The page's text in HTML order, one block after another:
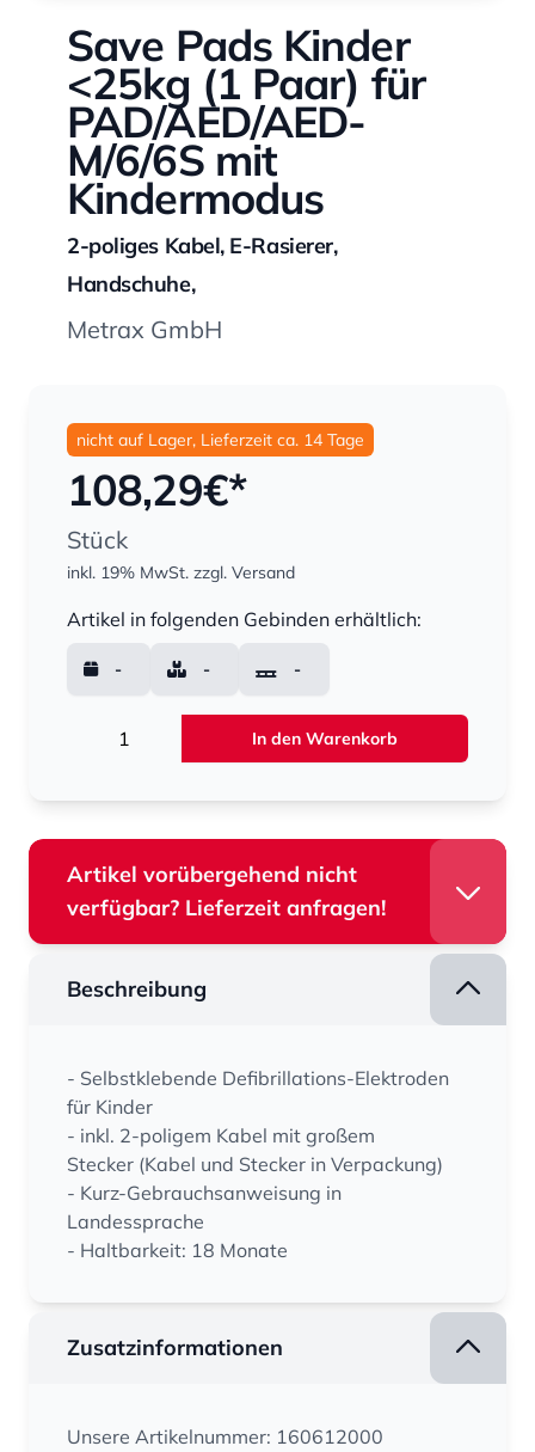
Save Pads Kinder
<25kg (1 Paar) für
PAD/AED/AED-
M/6/6S mit
Kindermodus
2-poliges Kabel, E-Rasierer,
Handschuhe,
Metrax GmbH
nicht auf Lager, Lieferzeit ca. 14 Tage
108,29€*
Stück
inkl. 19% MwSt. zzgl. Versand
Artikel in folgenden Gebinden erhältlich:
- - -
In den Warenkorb
Artikel vorübergehend nicht
verfügbar? Lieferzeit anfragen!
Beschreibung
- Selbstklebende Defibrillations-Elektroden
für Kinder
- inkl. 2-poligem Kabel mit großem
Stecker (Kabel und Stecker in Verpackung)
- Kurz-Gebrauchsanweisung in
Landessprache
- Haltbarkeit: 18 Monate
Zusatzinformationen
Unsere Artikelnummer: 160612000